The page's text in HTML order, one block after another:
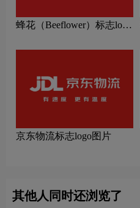
蜂花（Beeflower）标志logo
京东物流标志logo图片
其他人同时还浏览了